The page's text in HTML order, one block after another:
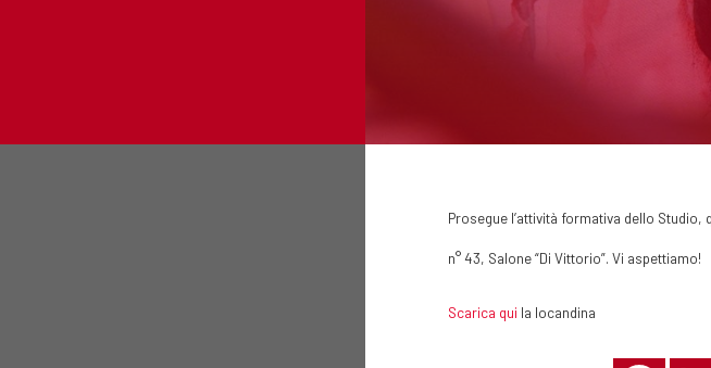
Prosegue l’attività formativa dello Studio,
n° 43, Salone “Di Vittorio”. Vi aspettiamo!
Scarica qui la locandina